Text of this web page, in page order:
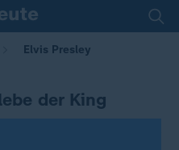
Elvis Presley
der King